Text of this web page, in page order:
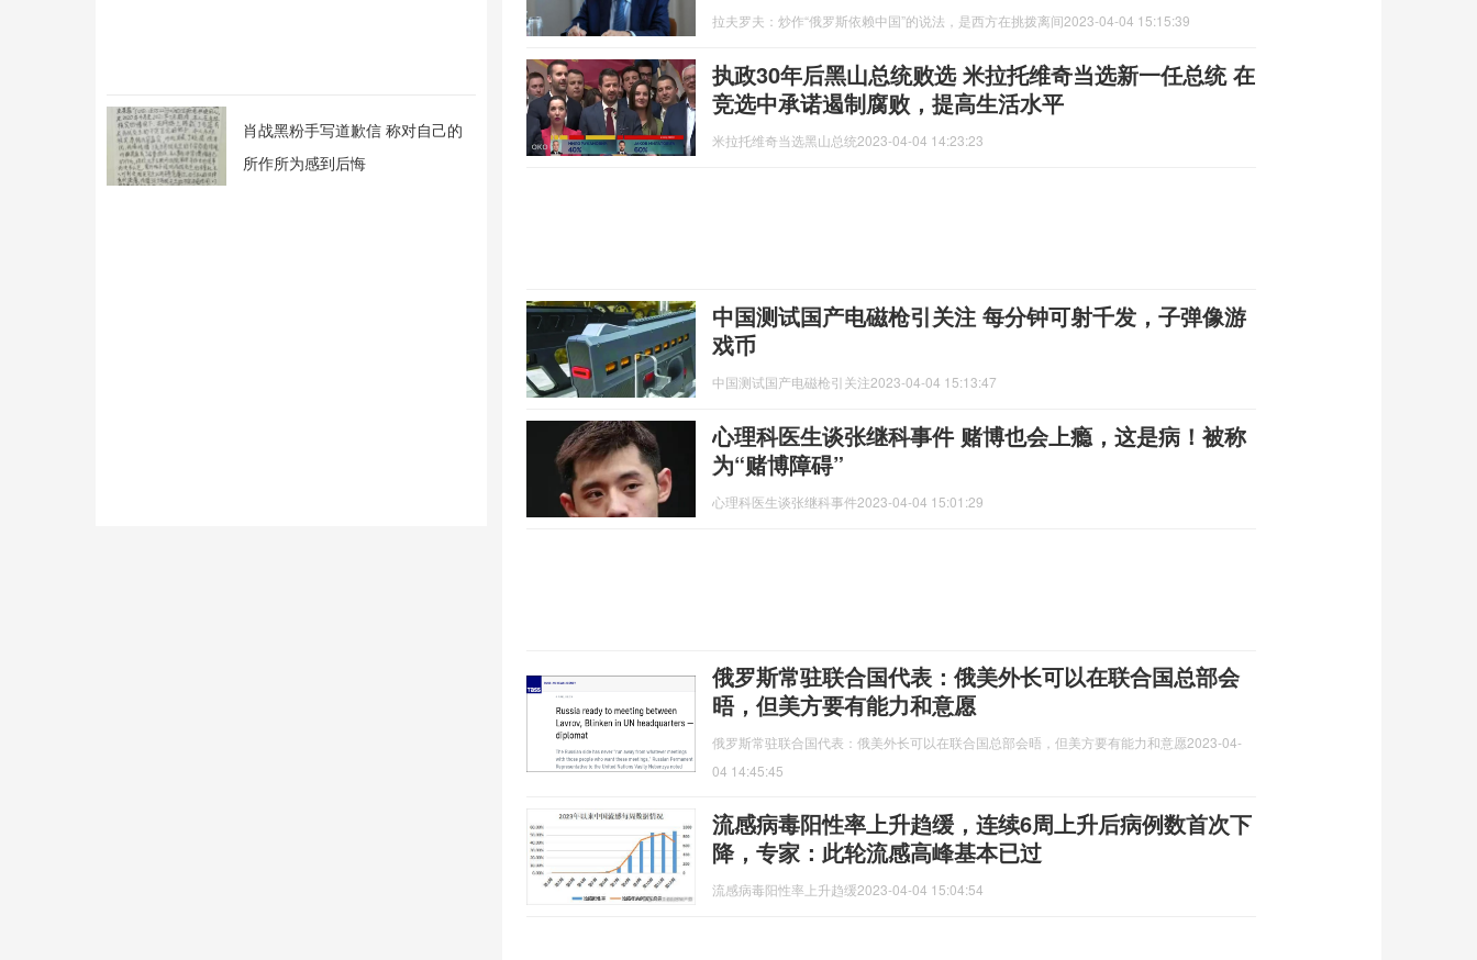
肖战黑粉手写道歉信 称对自己的
所作所为感到后悔
拉夫罗夫：炒作“俄罗斯依赖中国”的说法，是西方在挑拨离间2023-04-04 15:15:39
执政30年后黑山总统败选 米拉托维奇当选新一任总统 在
竞选中承诺遏制腐败，提高生活水平
米拉托维奇当选黑山总统2023-04-04 14:23:23
中国测试国产电磁枪引关注 每分钟可射千发，子弹像游
戏币
中国测试国产电磁枪引关注2023-04-04 15:13:47
心理科医生谈张继科事件 赌博也会上瘾，这是病！被称
为“赌博障碍”
心理科医生谈张继科事件2023-04-04 15:01:29
俄罗斯常驻联合国代表：俄美外长可以在联合国总部会
晤，但美方要有能力和意愿
俄罗斯常驻联合国代表：俄美外长可以在联合国总部会晤，但美方要有能力和意愿2023-04-
04 14:45:45
流感病毒阳性率上升趋缓，连续6周上升后病例数首次下
降，专家：此轮流感高峰基本已过
流感病毒阳性率上升趋缓2023-04-04 15:04:54